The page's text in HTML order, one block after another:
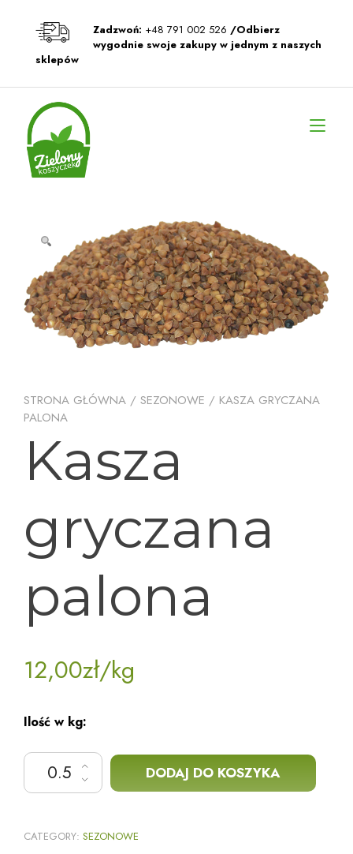
Zadzwoń: +48 791 002 526 /Odbierz
wygodnie swoje zakupy w jednym z naszych
sklepów
STRONA GŁÓWNA / SEZONOWE / KASZA GRYCZANA
PALONA
Kasza
gryczana
palona
12,00zł/kg
Ilość w kg:
ilość Kasza gryczana palona
DODAJ DO KOSZYKA
CATEGORY: SEZONOWE